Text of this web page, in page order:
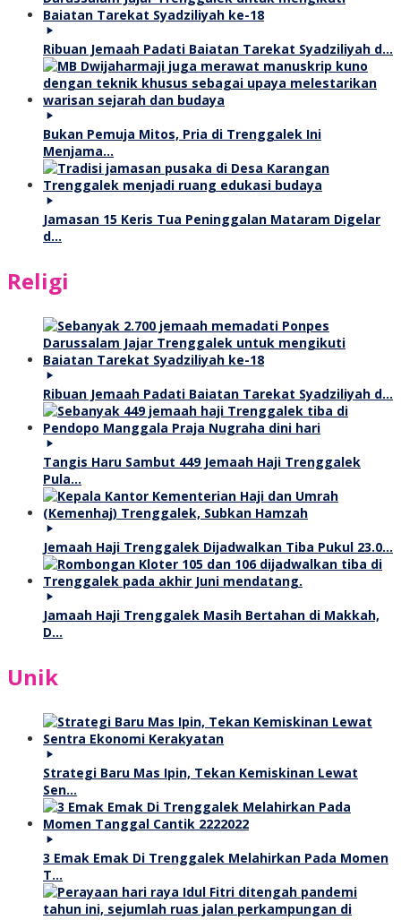
Ribuan Jemaah Padati Baiatan Tarekat Syadziliyah d…
Bukan Pemuja Mitos, Pria di Trenggalek Ini
Menjama…
Jamasan 15 Keris Tua Peninggalan Mataram Digelar
d…
Religi
Ribuan Jemaah Padati Baiatan Tarekat Syadziliyah d…
Tangis Haru Sambut 449 Jemaah Haji Trenggalek
Pula…
Jemaah Haji Trenggalek Dijadwalkan Tiba Pukul 23.0…
Jamaah Haji Trenggalek Masih Bertahan di Makkah,
D…
Unik
Strategi Baru Mas Ipin, Tekan Kemiskinan Lewat
Sen…
3 Emak Emak Di Trenggalek Melahirkan Pada Momen
T…